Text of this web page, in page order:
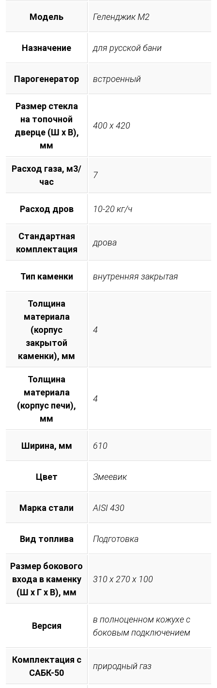
Модель Геленджик М2
Назначение для русской бани
Парогенератор встроенный
Размер стекла
на топочной
дверце (Ш х В),
мм
400 х 420
Расход газа, м3/
час
7
Расход дров 10-20 кг/ч
Стандартная
комплектация
дрова
Тип каменки внутренняя закрытая
Толщина
материала
(корпус
закрытой
каменки), мм
4
Толщина
материала
(корпус печи),
мм
4
Ширина, мм 610
Цвет Змеевик
Марка стали AISI 430
Вид топлива Подготовка
Размер бокового
входа в каменку
(Ш х Г х В), мм
310 х 270 х 100
Версия
в полноценном кожухе с
боковым подключением
Комплектация с
САБК-50
природный газ